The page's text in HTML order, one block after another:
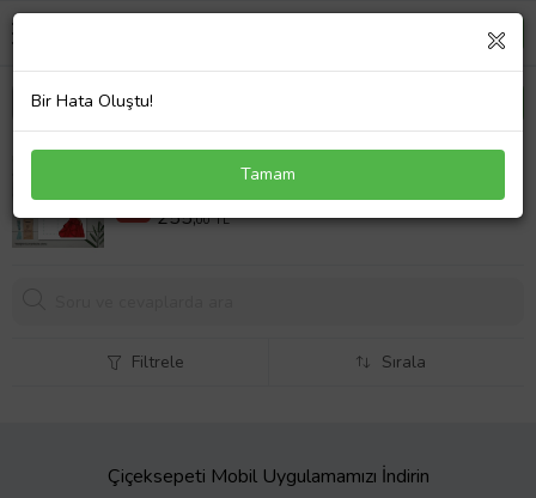
Hediyelik Kart - Kırmızı Elbiseli Kız Kına Hatırası
Makrome Anahtalık, Toka, Kurabiye, Kahve Kartı
%27 350,00 TL
255,00 TL
Filtrele Sırala
Çiçeksepeti Mobil Uygulamamızı İndirin
Bir Hata Oluştu!
Tamam